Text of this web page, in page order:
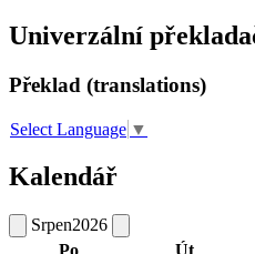
Univerzální
Překlad (translations)
Select Language ▼
Kalendář
Srpen2026
Po
Út